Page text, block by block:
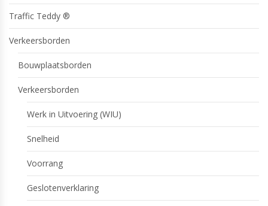
Traffic Teddy ®
Verkeersborden
Bouwplaatsborden
Verkeersborden
Werk in Uitvoering (WIU)
Snelheid
Voorrang
Geslotenverklaring